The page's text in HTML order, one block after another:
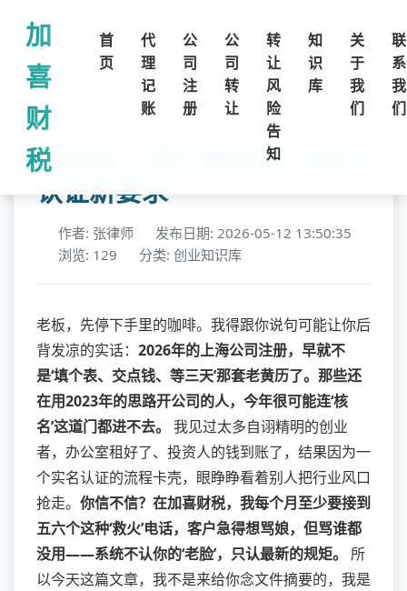
加
喜
财
税
首
页
代
理
记
账
公
司
注
册
公
司
转
让
转
让
风
险
告
知
知
识
库
关
于
我
们
联
系
我
们
2026年上海公司注册：实名
认证新要求
作者: 张律师
发布日期: 2026-05-12 13:50:35
浏览: 129
分类: 创业知识库
老板，先停下手里的咖啡。我得跟你说句可能让你后
背发凉的实话： 2026年的上海公司注册，早就不
是‘填个表、交点钱、等三天’那套老黄历了。那些还
在用2023年的思路开公司的人，今年很可能连‘核
名’这道门都进不去。 我见过太多自诩精明的创业
者，办公室租好了、投资人的钱到账了，结果因为一
个实名认证的流程卡壳，眼睁睁看着别人把行业风口
抢走。 你信不信？在加喜财税，我每个月至少要接到
五六个这种‘救火’电话，客户急得想骂娘，但骂谁都
没用——系统不认你的‘老脸’，只认最新的规矩。
所
以今天这篇文章，我不是来给你念文件摘要的，我是